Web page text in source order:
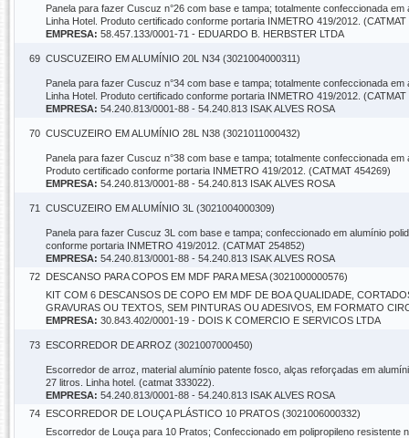
Panela para fazer Cuscuz n°26 com base e tampa; totalmente confeccionada
Linha Hotel. Produto certificado conforme portaria INMETRO 419/2012. (CATMAT
EMPRESA: 58.457.133/0001-71 - EDUARDO B. HERBSTER LTDA
69 CUSCUZEIRO EM ALUMÍNIO 20L N34 (3021004000311)
Panela para fazer Cuscuz n°34 com base e tampa; totalmente confeccionada
Linha Hotel. Produto certificado conforme portaria INMETRO 419/2012. (CATMAT
EMPRESA: 54.240.813/0001-88 - 54.240.813 ISAK ALVES ROSA
70 CUSCUZEIRO EM ALUMÍNIO 28L N38 (3021011000432)
Panela para fazer Cuscuz n°38 com base e tampa; totalmente confeccionada
Produto certificado conforme portaria INMETRO 419/2012. (CATMAT 454269)
EMPRESA: 54.240.813/0001-88 - 54.240.813 ISAK ALVES ROSA
71 CUSCUZEIRO EM ALUMÍNIO 3L (3021004000309)
Panela para fazer Cuscuz 3L com base e tampa; confeccionado em alumínio
conforme portaria INMETRO 419/2012. (CATMAT 254852)
EMPRESA: 54.240.813/0001-88 - 54.240.813 ISAK ALVES ROSA
72 DESCANSO PARA COPOS EM MDF PARA MESA (3021000000576)
KIT COM 6 DESCANSOS DE COPO EM MDF DE BOA QUALIDADE,
GRAVURAS OU TEXTOS, SEM PINTURAS OU ADESIVOS, EM FORMATO
EMPRESA: 30.843.402/0001-19 - DOIS K COMERCIO E SERVICOS LTDA
73 ESCORREDOR DE ARROZ (3021007000450)
Escorredor de arroz, material alumínio patente fosco, alças reforçadas em
27 litros. Linha hotel. (catmat 333022).
EMPRESA: 54.240.813/0001-88 - 54.240.813 ISAK ALVES ROSA
74 ESCORREDOR DE LOUÇA PLÁSTICO 10 PRATOS (3021006000332)
Escorredor de Louça para 10 Pratos; Confeccionado em polipropileno